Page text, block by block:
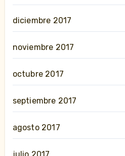
diciembre 2017
noviembre 2017
octubre 2017
septiembre 2017
agosto 2017